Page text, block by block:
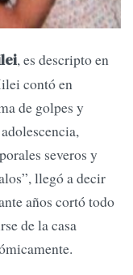
, es descripto en
contó en
de golpes y
severos y
llegó a decir
años cortó todo
de la casa